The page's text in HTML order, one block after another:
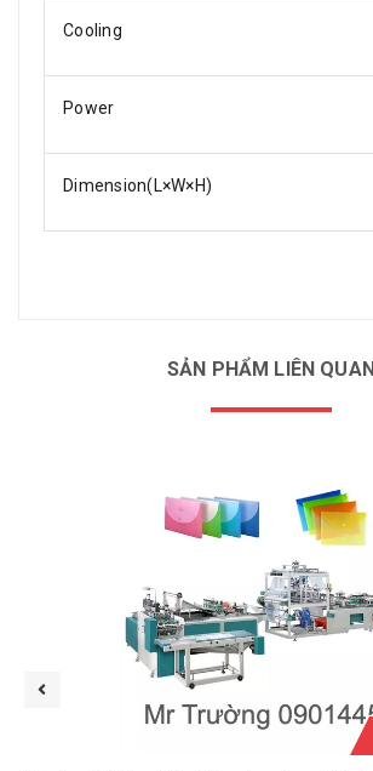
Cooling
Power
Dimension(L×W×H)
SẢN PHẨM LIÊN QUAN